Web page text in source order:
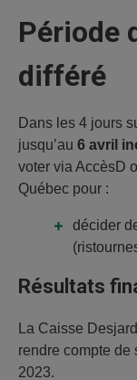
Période
différé
Dans les 4 jours
jusqu’au 6 avril
voter via AccèsD
Québec pour :
décider
Résultats
La Caisse
rendre compte de
2023.